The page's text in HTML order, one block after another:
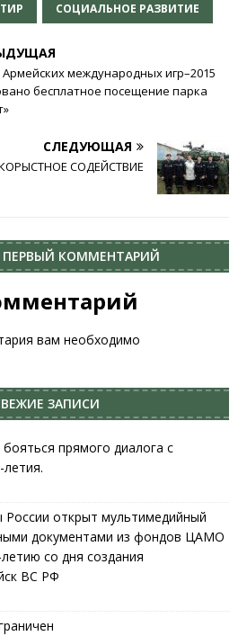
СОЦИАЛЬНОЕ РАЗВИТИЕ
международных игр–2015
бесплатное посещение парка
СЛЕДУЮЩАЯ
СОДЕЙСТВИЕ
ПЕРВЫЙ КОММЕНТАРИЙ
вам необходимо
ЗАПИСИ
прямого диалога с
летия.
открыт мультимедийный
документами из фондов ЦАМО
со дня создания
ВС РФ